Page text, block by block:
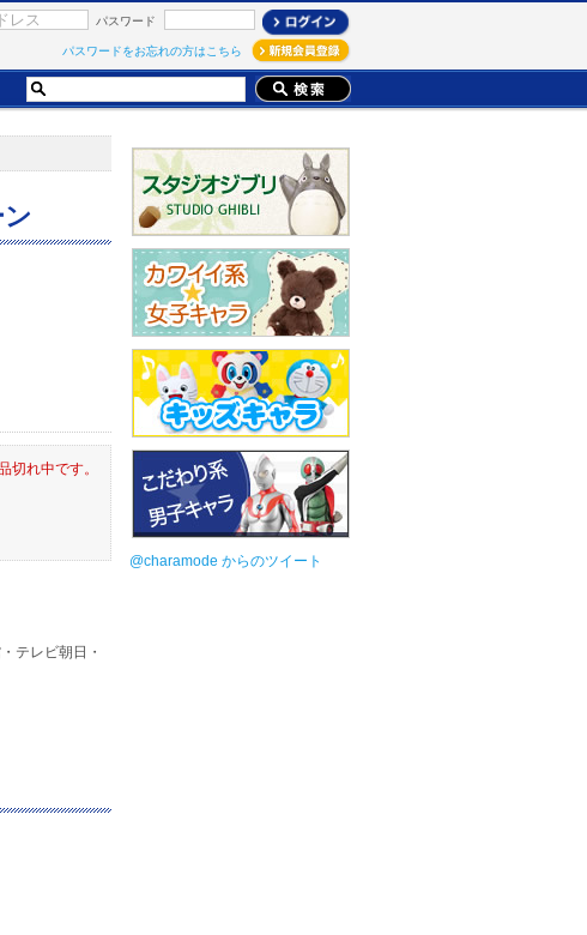
パスワード
パスワードをお忘れの方はこちら
切れ中です。
テレビ朝日・
@charamode からのツイート